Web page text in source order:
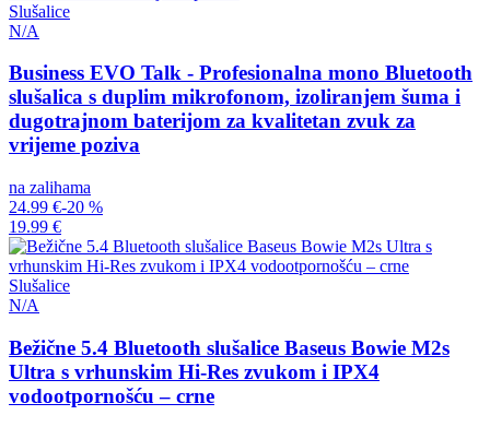
Slušalice
N/A
Business EVO Talk - Profesionalna mono Bluetooth
slušalica s duplim mikrofonom, izoliranjem šuma i
dugotrajnom baterijom za kvalitetan zvuk za
vrijeme poziva
na zalihama
24.99 €-20 %
19.99 €
Slušalice
N/A
Bežične 5.4 Bluetooth slušalice Baseus Bowie M2s
Ultra s vrhunskim Hi-Res zvukom i IPX4
vodootpornošću – crne